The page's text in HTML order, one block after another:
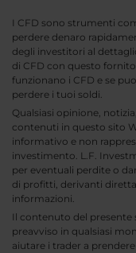
I CFD sono strumenti
perdere denaro
degli investitori al
di CFD con questo
funzionano i CFD e se
perdere i tuoi soldi.
Qualsiasi opinione,
contenuti in questo sito
informativo e non
investimento. L.F.
per eventuali perdite o
di profitti, derivanti
informazioni.
Il contenuto del presente
preavviso in qualsiasi
aiutare i trader a